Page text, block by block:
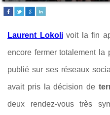
Laurent Lokolivoit la fin
encore fermer totalement la
publié sur ses réseaux
avait pris la décision de
deux rendez-vous très